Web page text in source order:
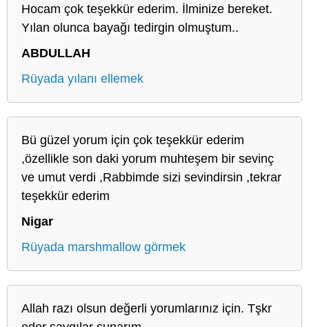
Hocam çok teşekkür ederim. İlminize bereket.
Yılan olunca bayağı tedirgin olmuştum..
ABDULLAH
Rüyada yılanı ellemek
Bü güzel yorum için çok teşekkür ederim
,özellikle son daki yorum muhteşem bir sevinç
ve umut verdi ,Rabbimde sizi sevindirsin ,tekrar
teşekkür ederim
Nigar
Rüyada marshmallow görmek
Allah razı olsun değerli yorumlarınız için. Tşkr